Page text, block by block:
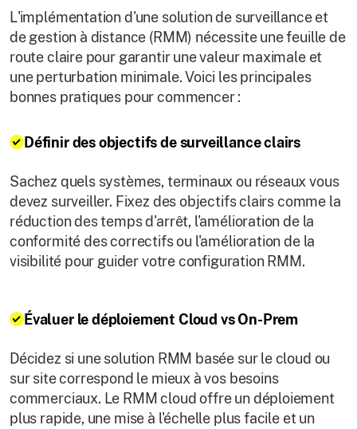
L'implémentation d'une solution de surveillance et
de gestion à distance (RMM) nécessite une feuille de
route claire pour garantir une valeur maximale et
une perturbation minimale. Voici les principales
bonnes pratiques pour commencer :
Définir des objectifs de surveillance clairs
Sachez quels systèmes, terminaux ou réseaux vous
devez surveiller. Fixez des objectifs clairs comme la
réduction des temps d'arrêt, l'amélioration de la
conformité des correctifs ou l'amélioration de la
visibilité pour guider votre configuration RMM.
Évaluer le déploiement Cloud vs On-Prem
Décidez si une solution RMM basée sur le cloud ou
sur site correspond le mieux à vos besoins
commerciaux. Le RMM cloud offre un déploiement
plus rapide, une mise à l'échelle plus facile et un